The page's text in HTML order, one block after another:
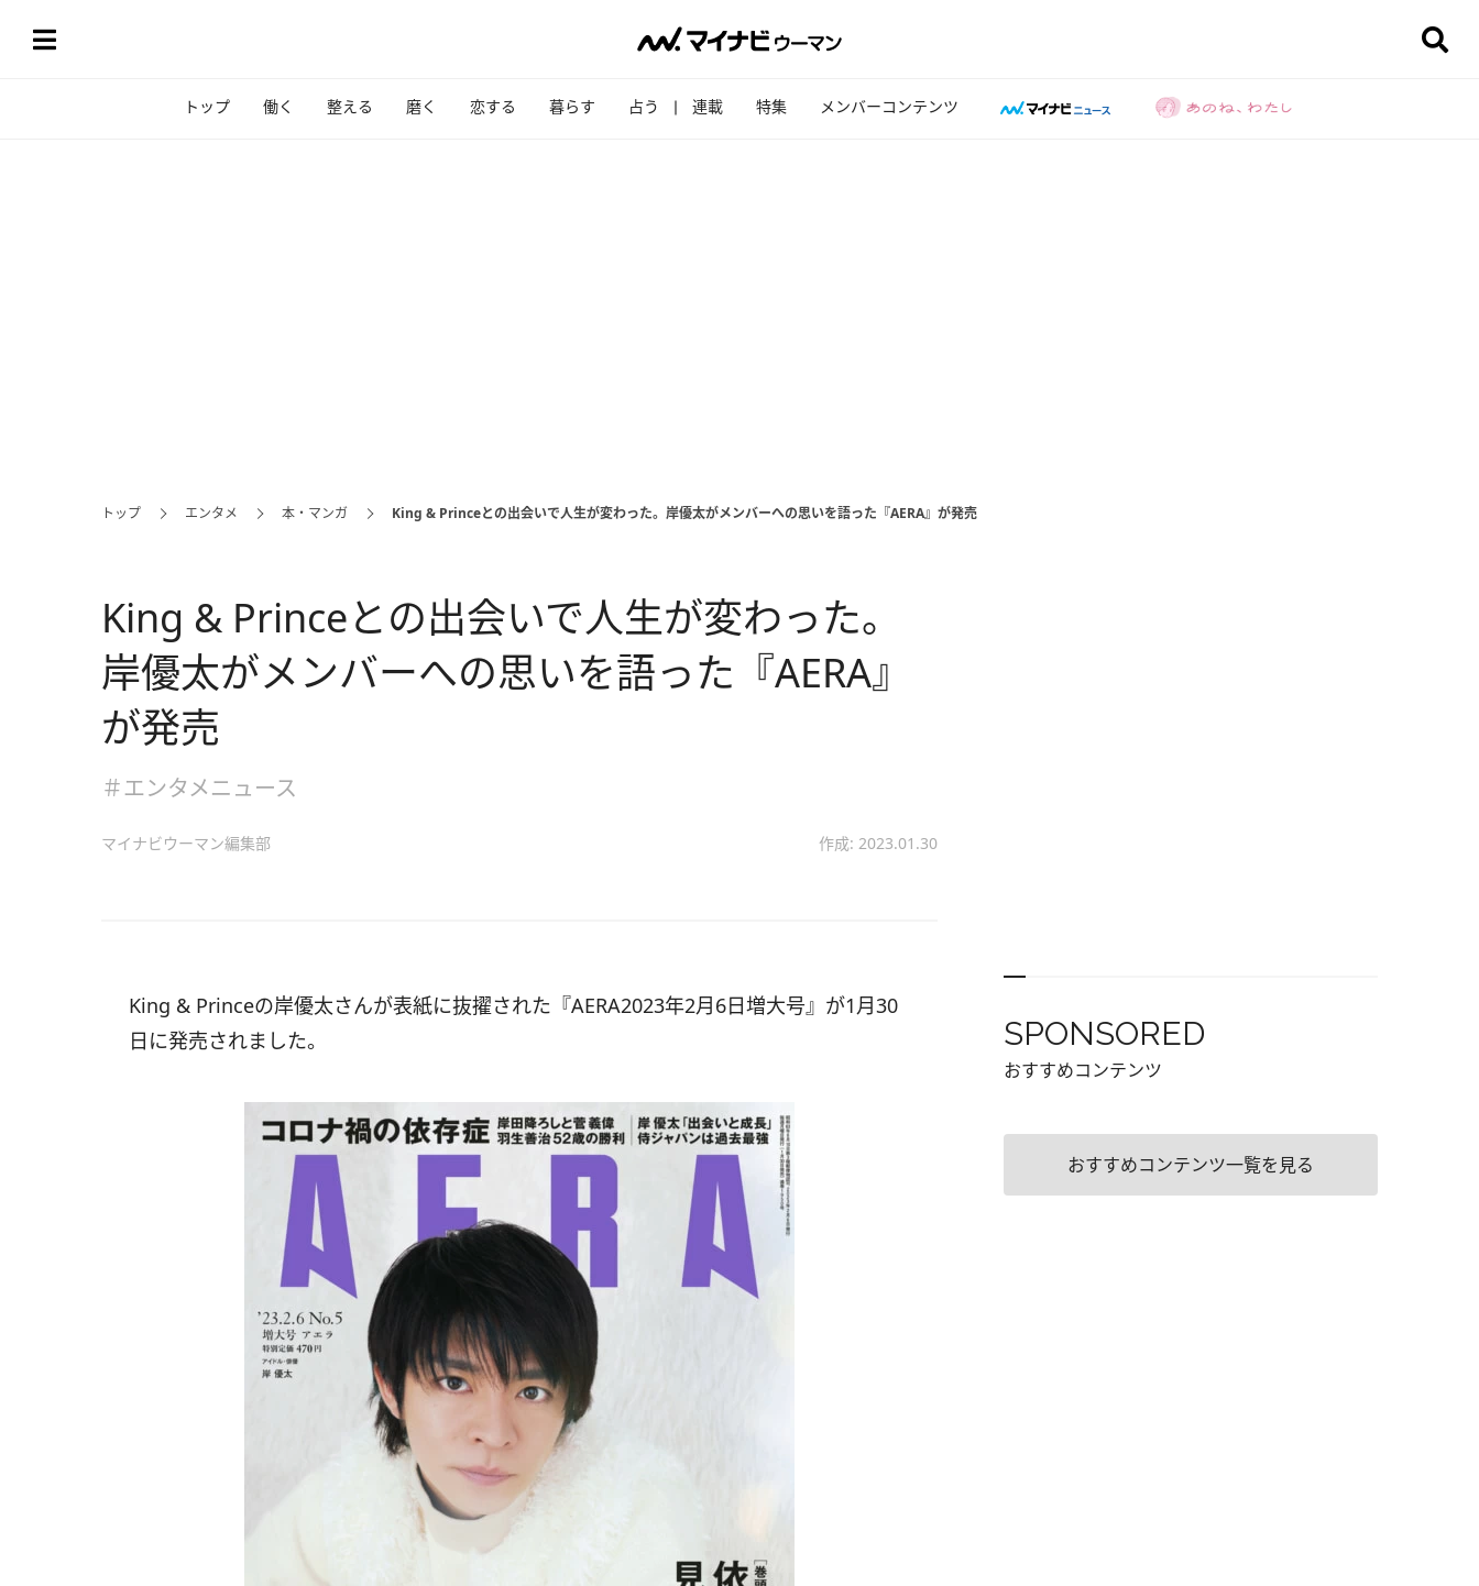
トップ 働く 整える 磨く 恋する 暮らす 占う 連載 特集 メンバーコンテンツ
トップ エンタメ 本・マンガ King & Princeとの出会いで人生が変わった。岸優太がメンバーへの思いを語った『AERA』が発売
King & Princeとの出会いで人生が変わった。
岸優太がメンバーへの思いを語った『AERA』
が発売
＃エンタメニュース
マイナビウーマン編集部 作成: 2023.01.30
King & Princeの岸優太さんが表紙に抜擢された『AERA2023年2月6日増大号』が1月30
日に発売されました。
SPONSORED
おすすめコンテンツ
おすすめコンテンツ一覧を見る